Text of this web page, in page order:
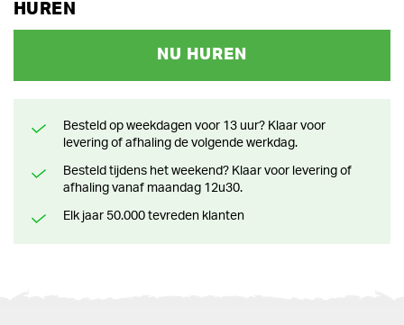
HUREN
NU HUREN
Besteld op weekdagen voor 13 uur? Klaar voor
levering of afhaling de volgende werkdag.
Besteld tijdens het weekend? Klaar voor levering of
afhaling vanaf maandag 12u30.
Elk jaar 50.000 tevreden klanten